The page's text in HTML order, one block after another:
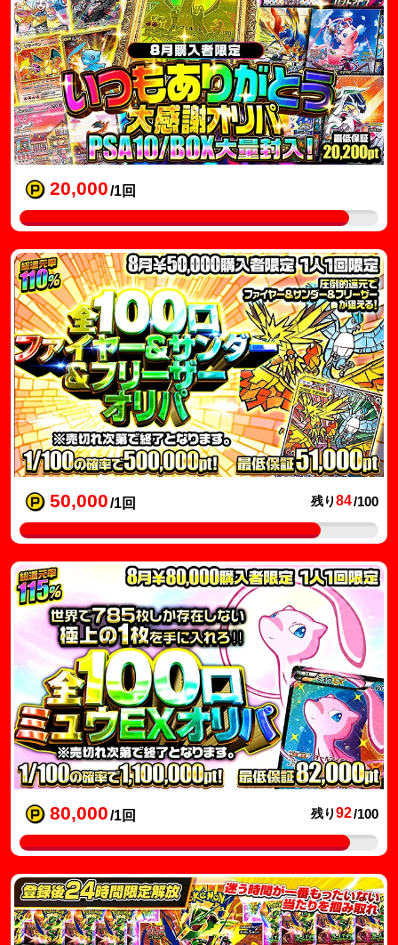
20,000/1回
50,000/1回 残り84/100
80,000/1回 残り92/100